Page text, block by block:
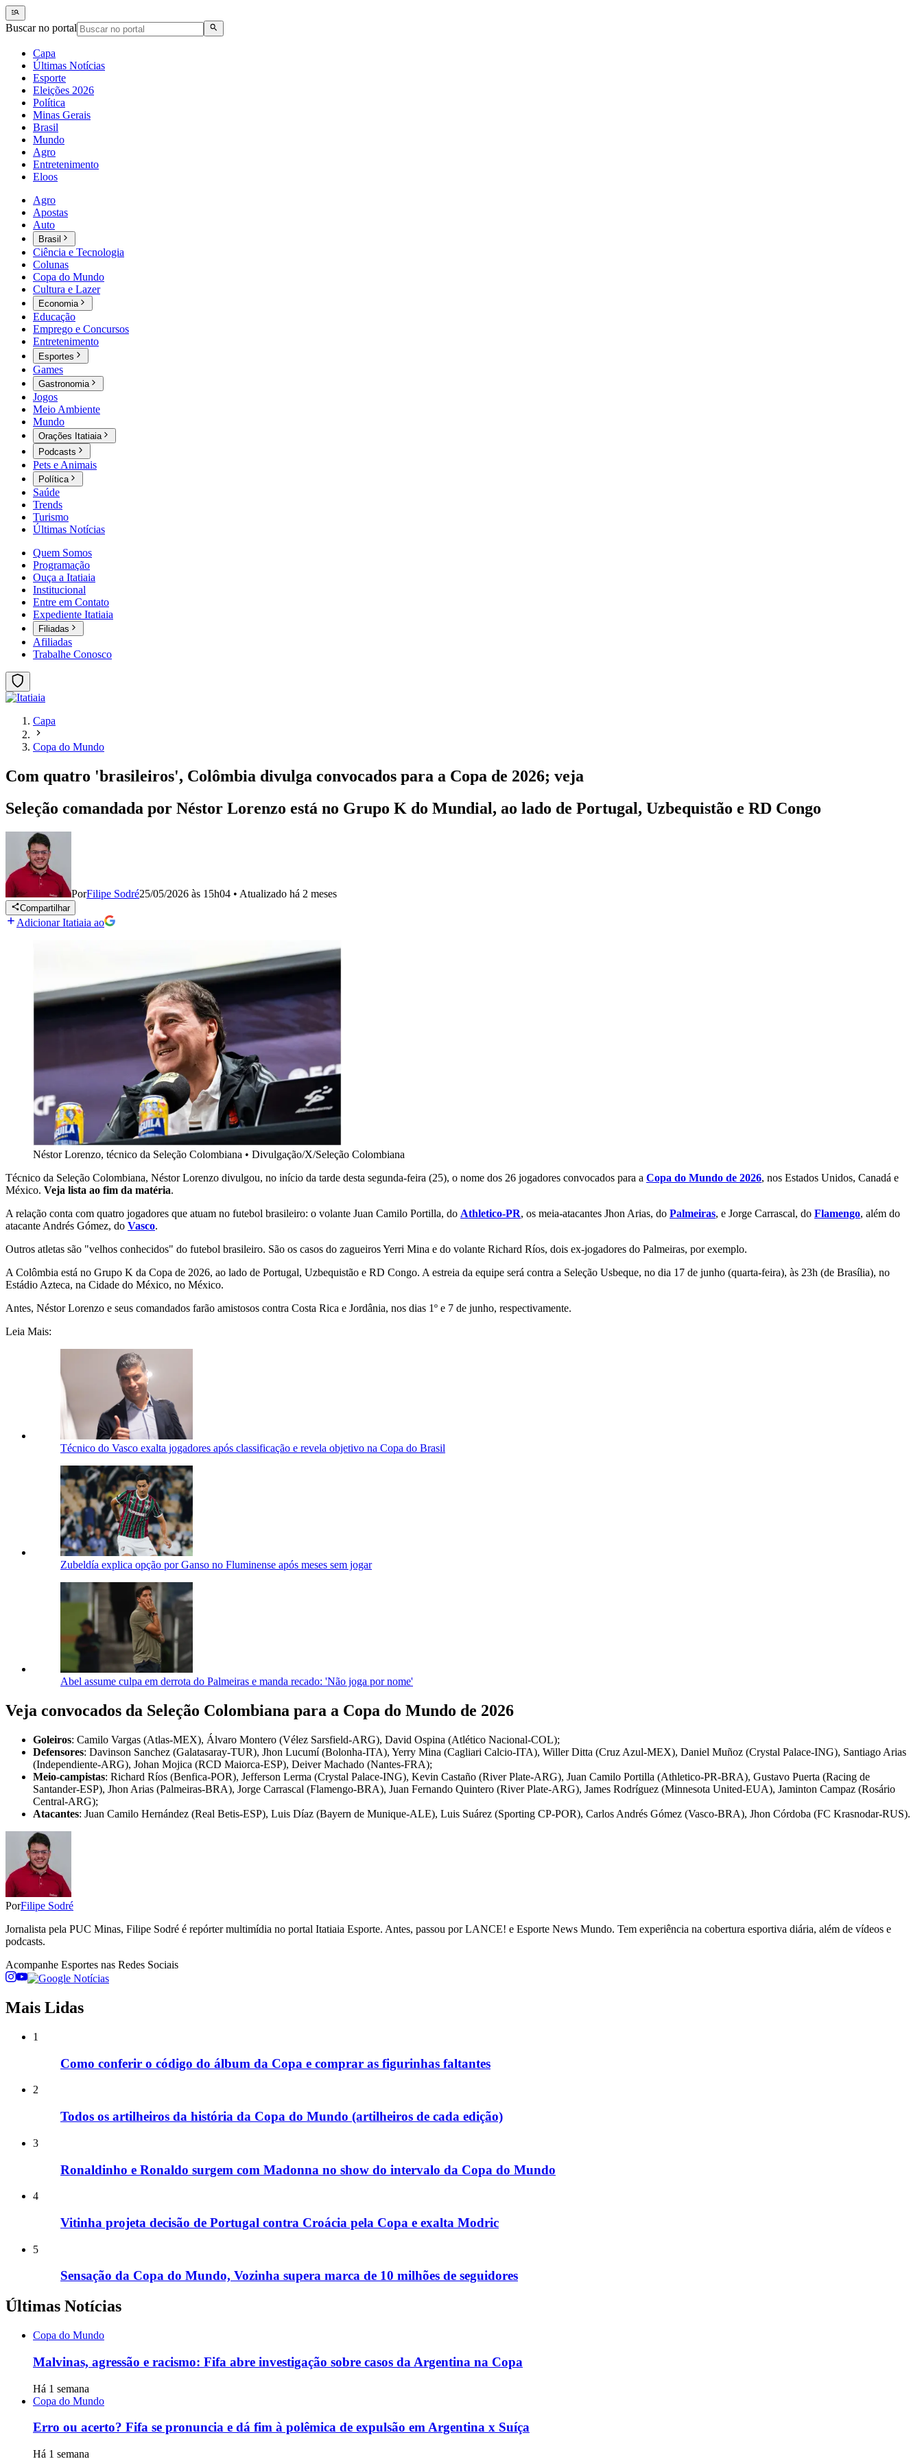
Buscar no portal
Capa
Últimas Notícias
Esporte
Eleições 2026
Política
Minas Gerais
Brasil
Mundo
Agro
Entretenimento
Eloos
Agro
Apostas
Auto
Brasil
Ciência e Tecnologia
Colunas
Copa do Mundo
Cultura e Lazer
Economia
Educação
Emprego e Concursos
Entretenimento
Esportes
Games
Gastronomia
Jogos
Meio Ambiente
Mundo
Orações Itatiaia
Podcasts
Pets e Animais
Política
Saúde
Trends
Turismo
Últimas Notícias
Quem Somos
Programação
Ouça a Itatiaia
Institucional
Entre em Contato
Expediente Itatiaia
Filiadas
Afiliadas
Trabalhe Conosco
Capa
Copa do Mundo
Com quatro 'brasileiros', Colômbia divulga convocados para a Copa de 2026; veja
Seleção comandada por Néstor Lorenzo está no Grupo K do Mundial, ao lado de Portugal, Uzbequistão e RD Congo
PorFilipe Sodré25/05/2026 às 15h04 • Atualizado há 2 meses
Compartilhar
Adicionar Itatiaia ao
Néstor Lorenzo, técnico da Seleção Colombiana • Divulgação/X/Seleção Colombiana
Técnico da Seleção Colombiana, Néstor Lorenzo divulgou, no início da tarde desta segunda-feira (25), o nome dos 26 jogadores convocados para a Copa do Mundo de 2026, nos Estados Unidos, Canadá e
México. Veja lista ao fim da matéria.
A relação conta com quatro jogadores que atuam no futebol brasileiro: o volante Juan Camilo Portilla, do Athletico-PR, os meia-atacantes Jhon Arias, do Palmeiras, e Jorge Carrascal, do Flamengo, além do
atacante Andrés Gómez, do Vasco.
Outros atletas são "velhos conhecidos" do futebol brasileiro. São os casos do zagueiros Yerri Mina e do volante Richard Ríos, dois ex-jogadores do Palmeiras, por exemplo.
A Colômbia está no Grupo K da Copa de 2026, ao lado de Portugal, Uzbequistão e RD Congo. A estreia da equipe será contra a Seleção Usbeque, no dia 17 de junho (quarta-feira), às 23h (de Brasília), no
Estádio Azteca, na Cidade do México, no México.
Antes, Néstor Lorenzo e seus comandados farão amistosos contra Costa Rica e Jordânia, nos dias 1º e 7 de junho, respectivamente.
Leia Mais:
Técnico do Vasco exalta jogadores após classificação e revela objetivo na Copa do Brasil
Zubeldía explica opção por Ganso no Fluminense após meses sem jogar
Abel assume culpa em derrota do Palmeiras e manda recado: 'Não joga por nome'
Veja convocados da Seleção Colombiana para a Copa do Mundo de 2026
Goleiros: Camilo Vargas (Atlas-MEX), Álvaro Montero (Vélez Sarsfield-ARG), David Ospina (Atlético Nacional-COL);
Defensores: Davinson Sanchez (Galatasaray-TUR), Jhon Lucumí (Bolonha-ITA), Yerry Mina (Cagliari Calcio-ITA), Willer Ditta (Cruz Azul-MEX), Daniel Muñoz (Crystal Palace-ING), Santiago Arias
(Independiente-ARG), Johan Mojica (RCD Maiorca-ESP), Deiver Machado (Nantes-FRA);
Meio-campistas: Richard Ríos (Benfica-POR), Jefferson Lerma (Crystal Palace-ING), Kevin Castaño (River Plate-ARG), Juan Camilo Portilla (Athletico-PR-BRA), Gustavo Puerta (Racing de
Santander-ESP), Jhon Arias (Palmeiras-BRA), Jorge Carrascal (Flamengo-BRA), Juan Fernando Quintero (River Plate-ARG), James Rodríguez (Minnesota United-EUA), Jaminton Campaz (Rosário
Central-ARG);
Atacantes: Juan Camilo Hernández (Real Betis-ESP), Luis Díaz (Bayern de Munique-ALE), Luis Suárez (Sporting CP-POR), Carlos Andrés Gómez (Vasco-BRA), Jhon Córdoba (FC Krasnodar-RUS).
PorFilipe Sodré
Jornalista pela PUC Minas, Filipe Sodré é repórter multimídia no portal Itatiaia Esporte. Antes, passou por LANCE! e Esporte News Mundo. Tem experiência na cobertura esportiva diária, além de vídeos e
podcasts.
Acompanhe Esportes nas Redes Sociais
Mais Lidas
1
Como conferir o código do álbum da Copa e comprar as figurinhas faltantes
2
Todos os artilheiros da história da Copa do Mundo (artilheiros de cada edição)
3
Ronaldinho e Ronaldo surgem com Madonna no show do intervalo da Copa do Mundo
4
Vitinha projeta decisão de Portugal contra Croácia pela Copa e exalta Modric
5
Sensação da Copa do Mundo, Vozinha supera marca de 10 milhões de seguidores
Últimas Notícias
Copa do Mundo
Malvinas, agressão e racismo: Fifa abre investigação sobre casos da Argentina na Copa
Há 1 semana
Copa do Mundo
Erro ou acerto? Fifa se pronuncia e dá fim à polêmica de expulsão em Argentina x Suíça
Há 1 semana